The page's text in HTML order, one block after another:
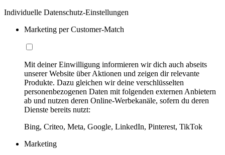
Individuelle Datenschutz-Einstellungen
Marketing per Customer-Match
Mit deiner Einwilligung informieren wir dich auch abseits
unserer Website über Aktionen und zeigen dir relevante
Produkte. Dazu gleichen wir deine verschlüsselten
personenbezogenen Daten mit folgenden externen Anbietern
ab und nutzen deren Online-Werbekanäle, sofern du deren
Dienste bereits nutzt:
Bing, Criteo, Meta, Google, LinkedIn, Pinterest, TikTok
Marketing